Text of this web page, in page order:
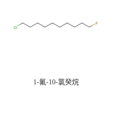
1-氟-10-氯癸烷